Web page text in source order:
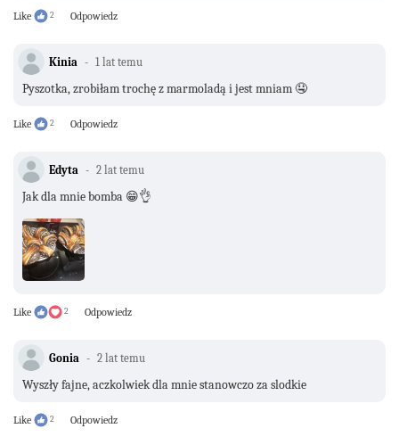
Like 2 Odpowiedz
Kinia 1 lat temu
Pyszotka, zrobiłam trochę z marmoladą i jest mniam 🤤
Like 2 Odpowiedz
Edyta 2 lat temu
Jak dla mnie bomba 😁👌
Like 2 Odpowiedz
Gonia 2 lat temu
Wyszły fajne, aczkolwiek dla mnie stanowczo za slodkie
Like 2 Odpowiedz